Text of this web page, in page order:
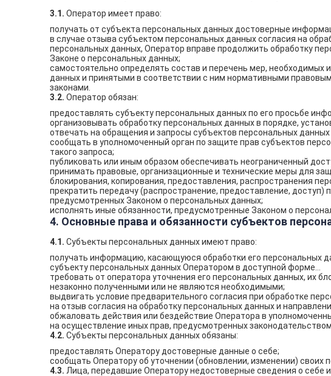
3.1. Оператор имеет право:
получать от субъекта персональных данных достоверные
в случае отзыва субъектом персональных данных согласия на
персональных данных, Оператор вправе продолжить обработку
Законе о персональных данных;
самостоятельно определять состав и перечень мер,
данных и принятыми в соответствии с ним нормативными
законами.
3.2. Оператор обязан:
предоставлять субъекту персональных данных по его просьбе
организовывать обработку персональных данных в порядке,
отвечать на обращения и запросы субъектов персональных
сообщать в уполномоченный орган по защите прав субъектов
такого запроса;
публиковать или иным образом обеспечивать неограниченный
принимать правовые, организационные и технические меры для
блокирования, копирования, предоставления, распространения
прекратить передачу (распространение, предоставление,
предусмотренных Законом о персональных данных;
исполнять иные обязанности, предусмотренные Законом о
4. Основные права и обязанности субъектов
4.1. Субъекты персональных данных имеют право:
получать информацию, касающуюся обработки его персональных
субъекту персональных данных Оператором в доступной форме...
требовать от оператора уточнения его персональных данных, их
незаконно полученными или не являются необходимыми;
выдвигать условие предварительного согласия при обработке
на отзыв согласия на обработку персональных данных и
обжаловать действия или бездействие Оператора в
на осуществление иных прав, предусмотренных
4.2. Субъекты персональных данных обязаны:
предоставлять Оператору достоверные данные о себе;
сообщать Оператору об уточнении (обновлении, изменении) своих
4.3. Лица, передавшие Оператору недостоверные сведения о себе